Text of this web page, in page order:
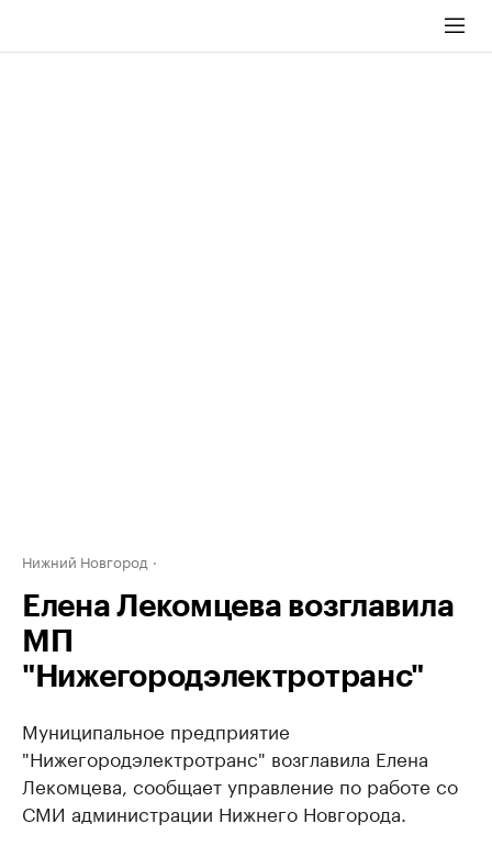
Нижний Новгород
Елена Лекомцева возглавила
МП
"Нижегородэлектротранс"
Муниципальное предприятие
"Нижегородэлектротранс" возглавила Елена
Лекомцева, сообщает управление по работе со
СМИ администрации Нижнего Новгорода.